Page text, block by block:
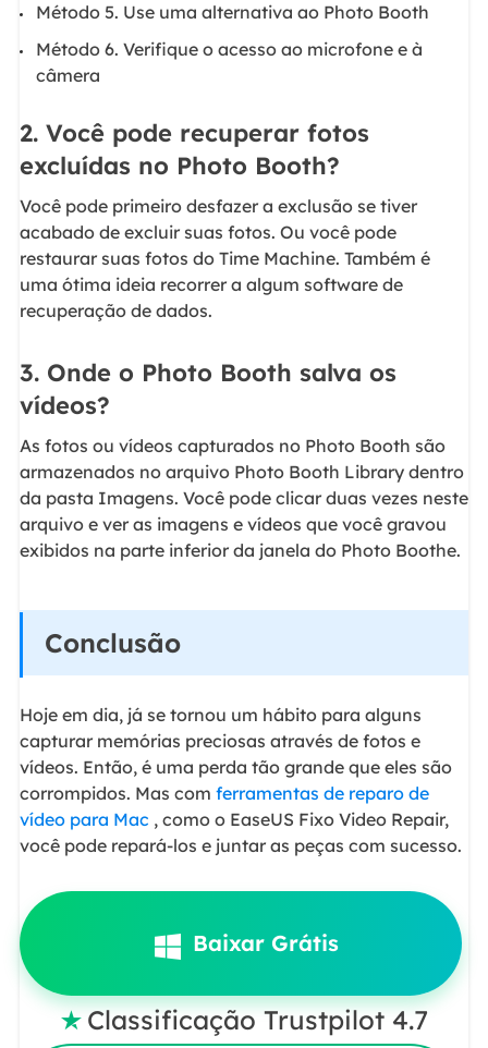
Método 5. Use uma alternativa ao Photo Booth
Método 6. Verifique o acesso ao microfone e à
câmera
2. Você pode recuperar fotos
excluídas no Photo Booth?
Você pode primeiro desfazer a exclusão se tiver
acabado de excluir suas fotos. Ou você pode
restaurar suas fotos do Time Machine. Também é
uma ótima ideia recorrer a algum software de
recuperação de dados.
3. Onde o Photo Booth salva os
vídeos?
As fotos ou vídeos capturados no Photo Booth são
armazenados no arquivo Photo Booth Library dentro
da pasta Imagens. Você pode clicar duas vezes neste
arquivo e ver as imagens e vídeos que você gravou
exibidos na parte inferior da janela do Photo Boothe.
Conclusão
Hoje em dia, já se tornou um hábito para alguns
capturar memórias preciosas através de fotos e
vídeos. Então, é uma perda tão grande que eles são
corrompidos. Mas com ferramentas de reparo de
vídeo para Mac , como o EaseUS Fixo Video Repair,
você pode repará-los e juntar as peças com sucesso.
Baixar Grátis
 Classificação Trustpilot 4.7